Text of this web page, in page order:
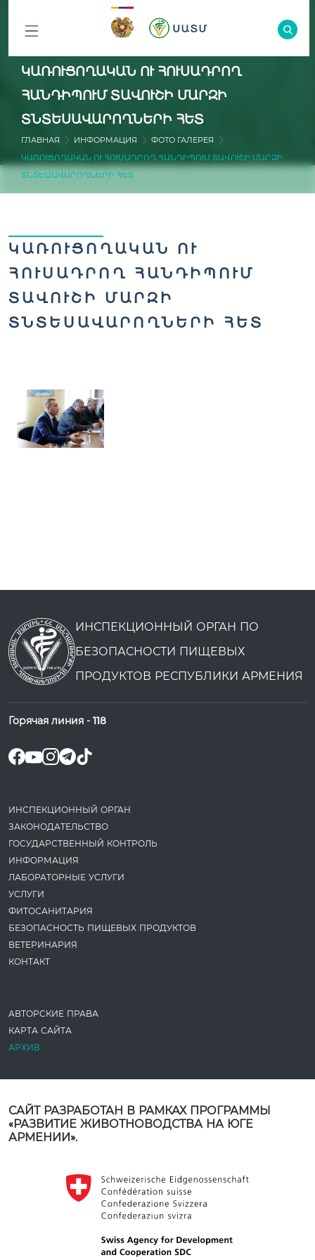
ԲՈԼՈՐ
ԲԱԺԻՆՆԵՐԸ
ԿԱՌՈՒՑՈՂԱԿԱՆ ՈՒ ՀՈՒՍԱԴՐՈՂ
ՀԱՆԴԻՊՈՒՄ ՏԱՎՈՒՇԻ ՄԱՐԶԻ
ՏՆՏԵՍԱՎԱՐՈՂՆԵՐԻ ՀԵՏ
ГЛАВНАЯ ИНФОРМАЦИЯ
ФОТО ГАЛЕРЕЯ
ԿԱՌՈՒՑՈՂԱԿԱՆ ՈՒ ՀՈՒՍԱԴՐՈՂ ՀԱՆԴԻՊՈՒՄ ՏԱՎՈՒՇԻ ՄԱՐԶԻ
ՏՆՏԵՍԱՎԱՐՈՂՆԵՐԻ ՀԵՏ
ԿԱՌՈՒՑՈՂԱԿԱՆ ՈՒ
ՀՈՒՍԱԴՐՈՂ ՀԱՆԴԻՊՈՒՄ
ՏԱՎՈՒՇԻ ՄԱՐԶԻ
ՏՆՏԵՍԱՎԱՐՈՂՆԵՐԻ ՀԵՏ
ИНСПЕКЦИОННЫЙ ОРГАН ПО
БЕЗОПАСНОСТИ ПИЩЕВЫХ
ПРОДУКТОВ РЕСПУБЛИКИ АРМЕНИЯ
Горячая линия - 118
ИНСПЕКЦИОННЫЙ ОРГАН
ЗАКОНОДАТЕ­ЛЬСТВО
ГОСУДАРСТВЕННЫЙ КОНТРОЛЬ
ИНФОРМАЦИЯ
ЛАБОРАТОРНЫЕ УСЛУГИ
УСЛУГИ
ФИТОСАНИТАРИЯ
БЕЗОПАСНОСТЬ ПИЩЕВЫХ ПРОДУКТОВ
ВЕТЕРИНАРИЯ
КОНТАКТ
АВТОРСКИЕ ПРАВА
КАРТА САЙТА
АРХИВ
САЙТ РАЗРАБОТАН В РАМКАХ ПРОГРАММЫ
«РАЗВИТИЕ ЖИВОТНОВОДСТВА НА ЮГЕ
АРМЕНИИ».